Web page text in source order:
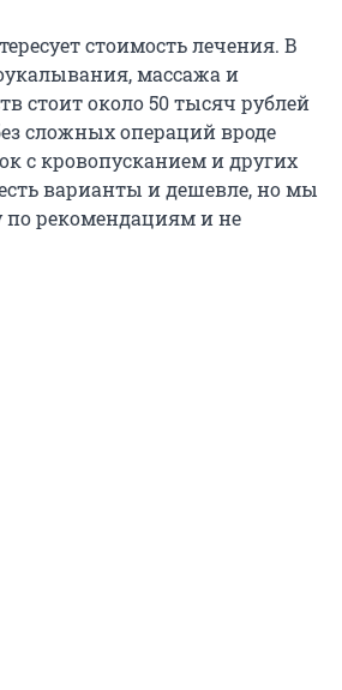
стоимость лечения. В
массажа и
стоит около 50 тысяч рублей
сложных операций вроде
с кровопусканием и других
варианты и дешевле, но мы
рекомендациям и не